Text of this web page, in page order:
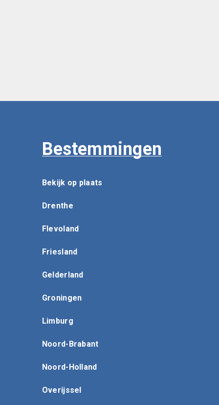
Bestemmingen
Bekijk op plaats
Drenthe
Flevoland
Friesland
Gelderland
Groningen
Limburg
Noord-Brabant
Noord-Holland
Overijssel